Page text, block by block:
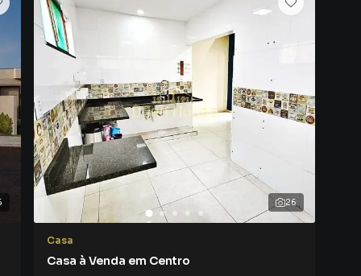
e excelente aproveitamento de espaço
para oferecer funcionalidade, conforto e praticidade,
moderna.
de lar acolhedor, onde tudo parece estar no
ambientes, a iluminação natural e a circulação de ar,
26
Casa
Casa à Venda em Centro